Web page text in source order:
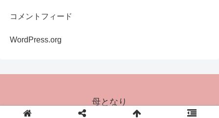
コメントフィード
WordPress.org
母となり
© 2016 母となり.